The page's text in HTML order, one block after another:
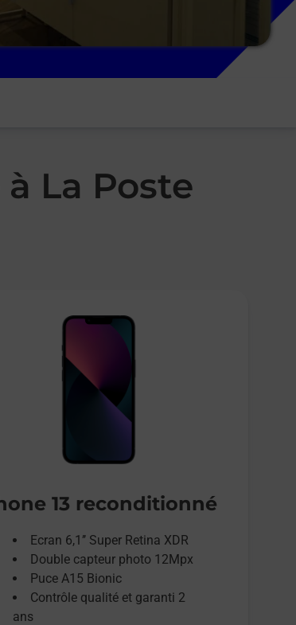
La Poste
13 reconditionné
Ecran 6,1’’ Super Retina XDR
Double capteur photo 12Mpx
Puce A15 Bionic
Contrôle qualité et garanti 2
ans